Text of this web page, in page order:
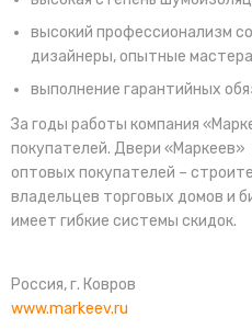
высокий профессионализм
дизайнеры, опытные
выполнение гарантийных
За годы работы компания
покупателей. Двери
оптовых покупателей –
владельцев торговых домов и
имеет гибкие системы скидок.
Россия, г. Ковров
www.markeev.ru